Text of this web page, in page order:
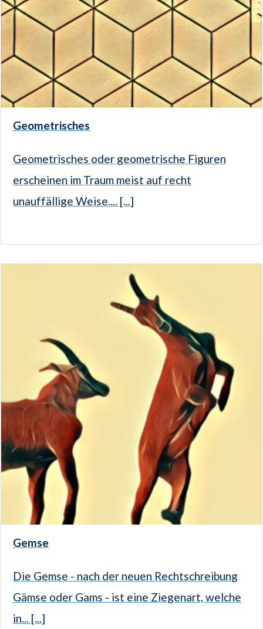
Geometrisches
Geometrisches oder geometrische Figuren
erscheinen im Traum meist auf recht
unauffällige Weise.... [...]
Gemse
Die Gemse - nach der neuen Rechtschreibung
Gämse oder Gams - ist eine Ziegenart, welche
in... [...]